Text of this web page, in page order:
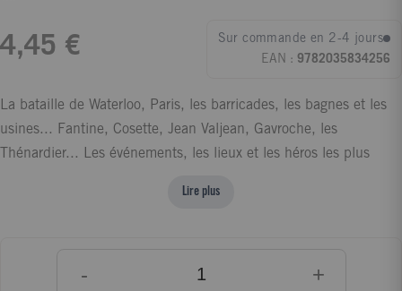
4,45 €
Sur commande en 2-4 jours
EAN : 9782035834256
La bataille de Waterloo, Paris, les barricades, les bagnes et les
usines... Fantine, Cosette, Jean Valjean, Gavroche, les
Thénardier... Les événements, les lieux et les héros les plus
d'aventures, de passion et de haine, de vengeance et de
Victor Hugo, mille fois adapté et traduit, à découvrir dans sa
Lire plus
- +